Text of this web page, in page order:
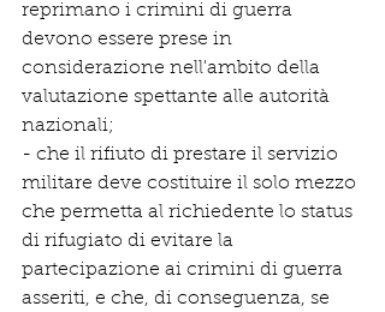
reprimano i crimini di guerra
devono essere prese in
considerazione nell'ambito della
valutazione spettante alle autorità
nazionali;
- che il rifiuto di prestare il servizio
militare deve costituire il solo mezzo
che permetta al richiedente lo status
di rifugiato di evitare la
partecipazione ai crimini di guerra
asseriti, e che, di conseguenza, se